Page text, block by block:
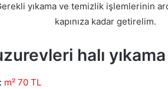
yıkama ve temizlik işlemlerinin
kapınıza kadar getirelim.
halı
m² 70 TL